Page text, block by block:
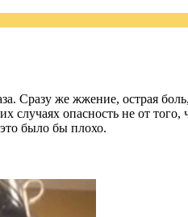
Сразу же жжение, острая
случаях опасность не от
было бы плохо.